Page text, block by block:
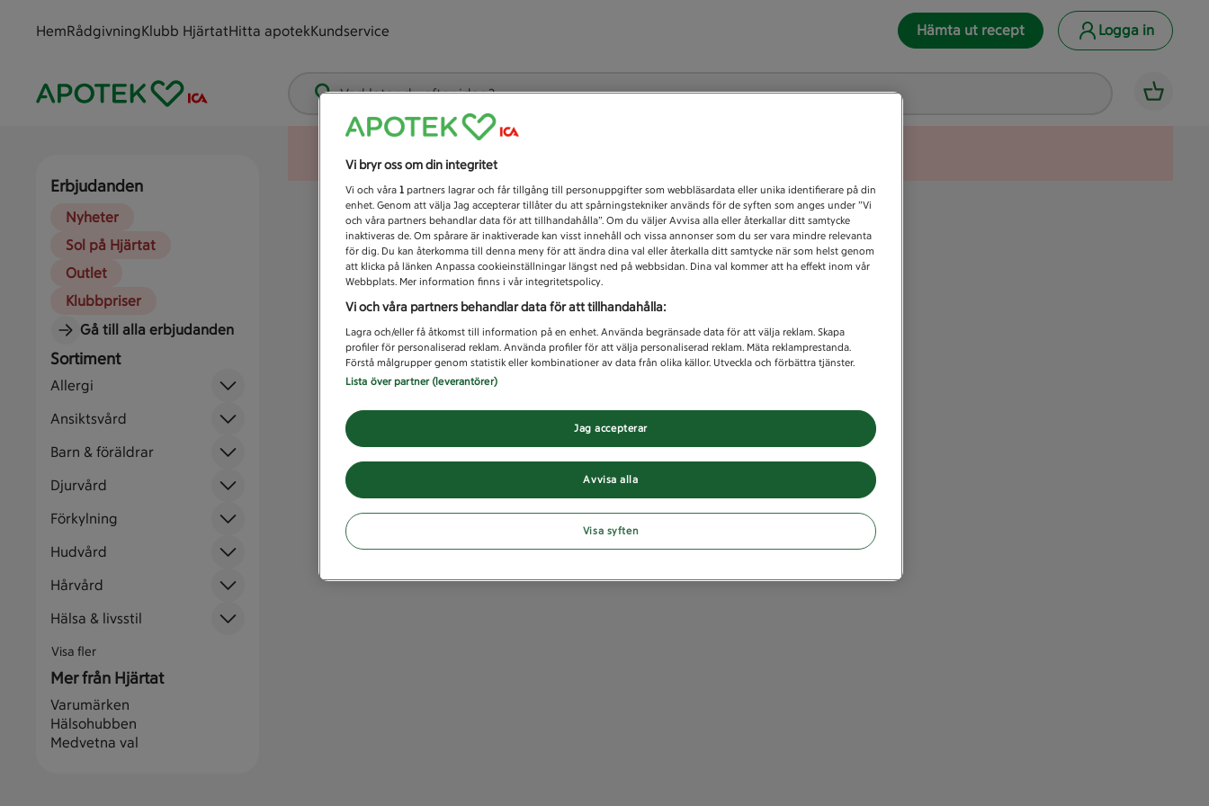
HemRådgivningKlubb HjärtatHitta apotekKundservice Hämta ut recept Logga in
Vad letar du efter idag?
Erbjudanden
Nyheter
Sol på Hjärtat
Outlet
Klubbpriser
Gå till alla erbjudanden
Sortiment
Allergi
Ansiktsvård
Barn & föräldrar
Djurvård
Förkylning
Hudvård
Hårvård
Hälsa & livsstil
Visa fler
Mer från Hjärtat
Varumärken
Hälsohubben
Medvetna val
Vi bryr oss om din integritet
Vi och våra 1 partners lagrar och får tillgång till personuppgifter som webbläsardata eller unika identifierare på din
enhet. Genom att välja Jag accepterar tillåter du att spårningstekniker används för de syften som anges under ”Vi
och våra partners behandlar data för att tillhandahålla”. Om du väljer Avvisa alla eller återkallar ditt samtycke
inaktiveras de. Om spårare är inaktiverade kan visst innehåll och vissa annonser som du ser vara mindre relevanta
för dig. Du kan återkomma till denna meny för att ändra dina val eller återkalla ditt samtycke när som helst genom
att klicka på länken Anpassa cookieinställningar längst ned på webbsidan. Dina val kommer att ha effekt inom vår
Webbplats. Mer information finns i vår integritetspolicy.
Vi och våra partners behandlar data för att tillhandahålla:
Lagra och/eller få åtkomst till information på en enhet. Använda begränsade data för att välja reklam. Skapa
profiler för personaliserad reklam. Använda profiler för att välja personaliserad reklam. Mäta reklamprestanda.
Förstå målgrupper genom statistik eller kombinationer av data från olika källor. Utveckla och förbättra tjänster.
Lista över partner (leverantörer)
Avvisa alla
Jag accepterar
Visa syften